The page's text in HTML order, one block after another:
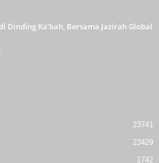
Dinding Ka’bah, Bersama Jazirah Global
23741
23429
1742